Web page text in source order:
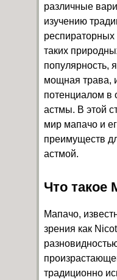
различные
изучению
таких
популярность,
мощная трава,
потенциалом в
астмы. В этой
мир мапачо и
преимуществ
астмой.
Что такое
Мапачо,
зрения как
традиционно